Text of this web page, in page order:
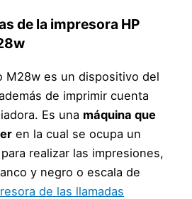
de la impresora HP
M28w es un dispositivo del
de imprimir cuenta
Es una máquina que
en la cual se ocupa un
realizar las impresiones,
y negro o escala de
de las llamadas